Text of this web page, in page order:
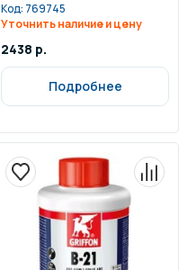
Код: 769745
Уточнить наличие и цену
2438 р.
Подробнее